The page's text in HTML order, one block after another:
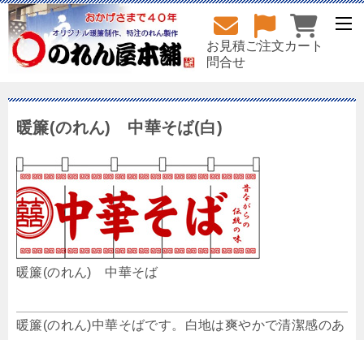
お見積
問合せ
ご注文カート
暖簾(のれん) 中華そば(白)
暖簾(のれん) 中華そば
暖簾(のれん)中華そばです。白地は爽やかで清潔感のあ